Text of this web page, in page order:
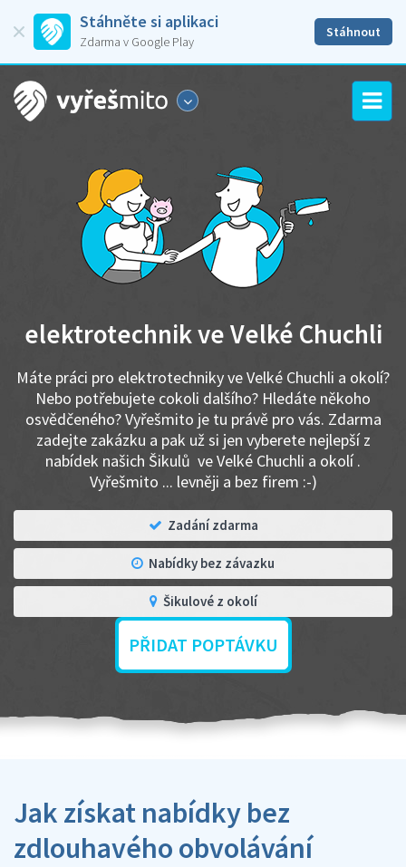
Stáhněte si aplikaci
Zdarma v Google Play
Stáhnout
elektrotechnik ve Velké Chuchli
Máte práci pro elektrotechniky ve Velké Chuchli a okolí?
Nebo potřebujete cokoli dalšího? Hledáte někoho
osvědčeného? Vyřešmito je tu právě pro vás. Zdarma
zadejte zakázku a pak už si jen vyberete nejlepší z
nabídek našich Šikulů ve Velké Chuchli a okolí .
Vyřešmito ... levněji a bez firem :-)
Zadání zdarma
Nabídky bez závazku
Šikulové z okolí
PŘIDAT POPTÁVKU
Jak získat nabídky bez
zdlouhavého obvolávání